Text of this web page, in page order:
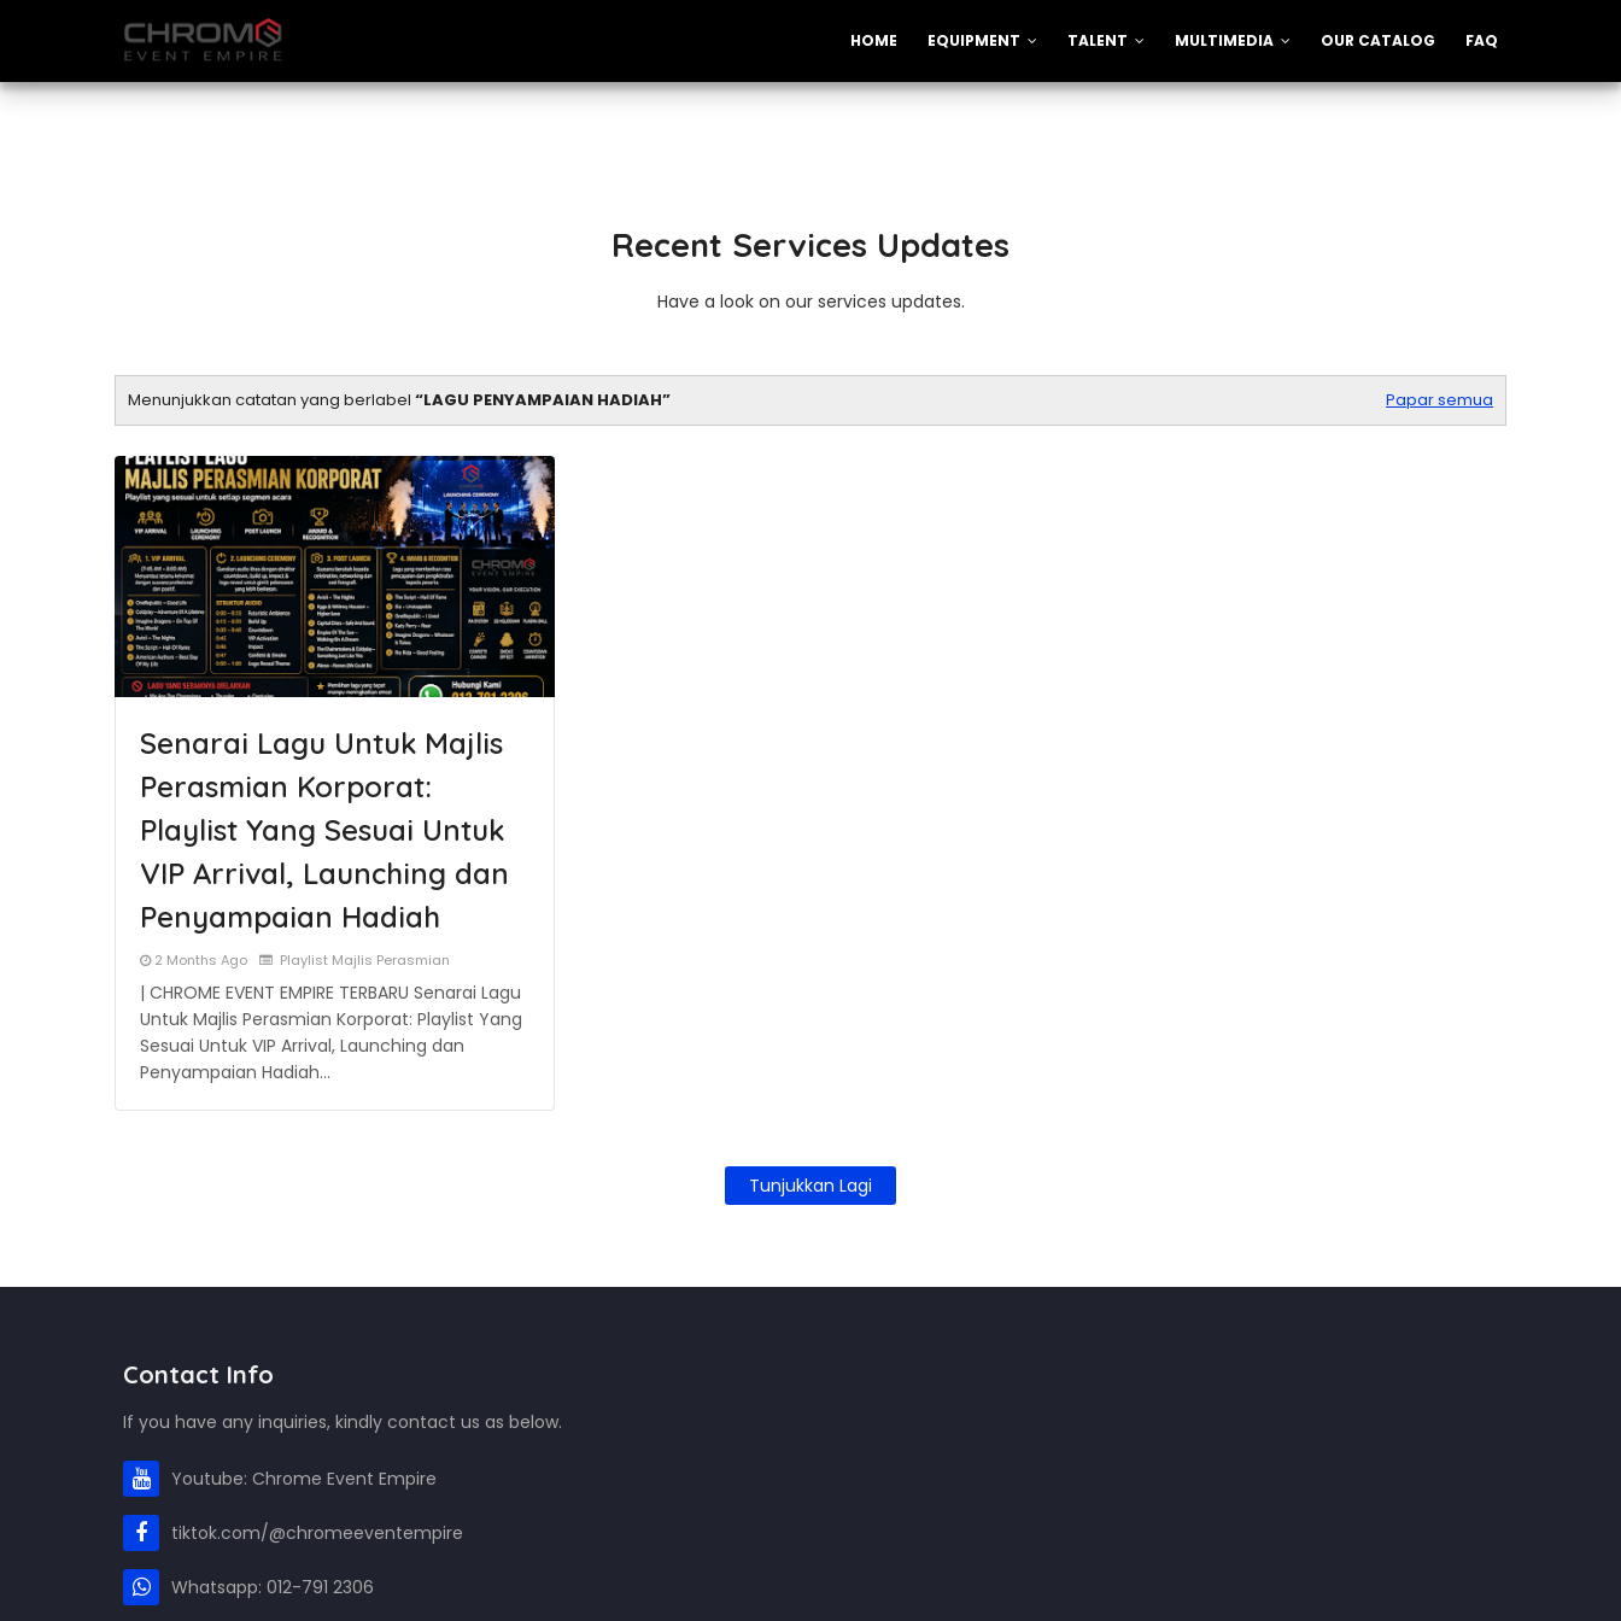
HOME EQUIPMENT TALENT MULTIMEDIA OUR CATALOG FAQ
Recent Services Updates
Have a look on our services updates.
Menunjukkan catatan yang berlabel LAGU PENYAMPAIAN HADIAH Papar semua
Senarai Lagu Untuk Majlis
Perasmian Korporat:
Playlist Yang Sesuai Untuk
VIP Arrival, Launching dan
Penyampaian Hadiah
2 Months Ago Playlist Majlis Perasmian
| CHROME EVENT EMPIRE TERBARU Senarai Lagu
Untuk Majlis Perasmian Korporat: Playlist Yang
Sesuai Untuk VIP Arrival, Launching dan
Penyampaian Hadiah…
Tunjukkan Lagi
Contact Info
If you have any inquiries, kindly contact us as below.
Youtube: Chrome Event Empire
tiktok.com/@chromeeventempire
Whatsapp: 012-791 2306